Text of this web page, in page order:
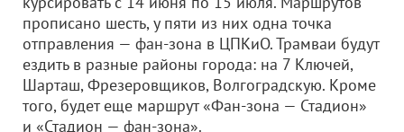
прописано шесть, у пяти из них одна точка
отправления — фан-зона в ЦПКиО. Трамваи будут
ездить в разные районы города: на 7 Ключей,
Шарташ, Фрезеровщиков, Волгоградскую. Кроме
того, будет еще маршрут «Фан-зона — Стадион»
и «Стадион — фан-зона».